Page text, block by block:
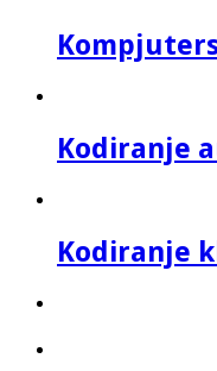
Kodiranje
Kodiranje